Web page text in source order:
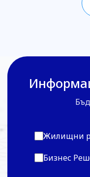
Жилищни
Бизнес